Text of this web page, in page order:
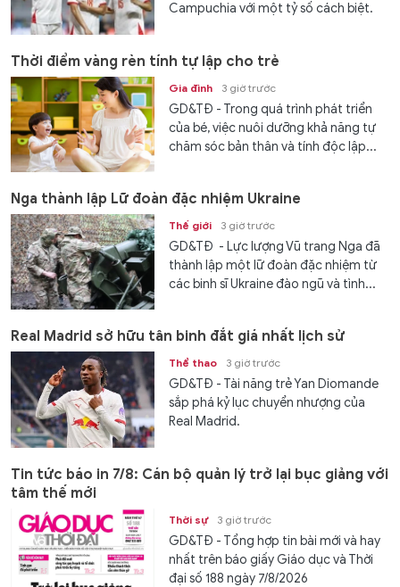
Campuchia với một tỷ số cách biệt.
Thời điểm vàng rèn tính tự lập cho trẻ
Gia đình 3 giờ trước
GD&TĐ - Trong quá trình phát triển
của bé, việc nuôi dưỡng khả năng tự
chăm sóc bản thân và tính độc lập...
Nga thành lập Lữ đoàn đặc nhiệm Ukraine
Thế giới 3 giờ trước
GD&TĐ - Lực lượng Vũ trang Nga đã
thành lập một lữ đoàn đặc nhiệm từ
các binh sĩ Ukraine đào ngũ và tình...
Real Madrid sở hữu tân binh đắt giá nhất lịch sử
Thể thao 3 giờ trước
GD&TĐ - Tài năng trẻ Yan Diomande
sắp phá kỷ lục chuyển nhượng của
Real Madrid.
Tin tức báo in 7/8: Cán bộ quản lý trở lại bục giảng với
tâm thế mới
Thời sự 3 giờ trước
GD&TĐ - Tổng hợp tin bài mới và hay
nhất trên báo giấy Giáo dục và Thời
đại số 188 ngày 7/8/2026